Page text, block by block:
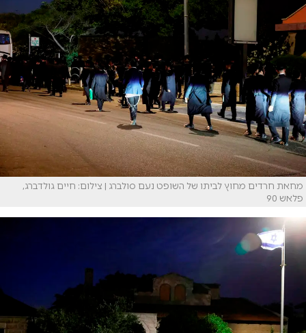
מחאת חרדים מחוץ לביתו של השופט נעם סולברג | צילום: חיים גולדברג,
פלאש 90